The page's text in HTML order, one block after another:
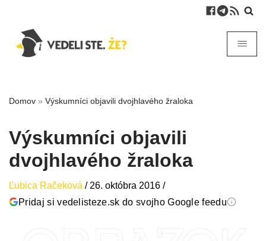
Domov » Výskumníci objavili dvojhlavého žraloka
Výskumníci objavili
dvojhlavého žraloka
Ľubica Račeková / 26. októbra 2016 /
Pridaj si vedelisteze.sk do svojho Google feedu